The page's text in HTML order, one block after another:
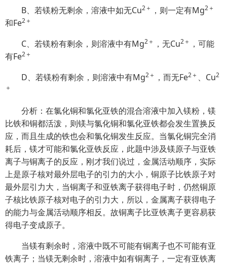
B、若镁粉无剩余，溶液中如无Cu2＋ ，则一定有Mg2＋
和Fe2＋
C、若镁粉有剩余，则溶液中有Mg2＋ ，无Cu2＋ ，可能
有Fe2＋
D、若镁粉有剩余，则溶液中有Mg2＋ ，而无Fe2＋ 、Cu2
＋
分析：在氯化铜和氯化亚铁的混合溶液中加入镁粉，镁
比铁和铜都活泼，则镁与氯化铜和氯化亚铁都会发生置换反
应，而且生成的铁也会和氯化铜发生反应。当氯化铜完全消
耗后，镁才可能和氯化亚铁反应，此题中涉及镁原子与亚铁
离子与铜离子的反应，刚才我们说过，金属活动顺序，实际
上是原子核对最外层电子的引力的大小，铜原子比铁原子对
最外层引力大，当铜离子和亚铁离子获得电子时，仍然铜原
子核比铁原子核对电子的引力大，所以，金属离子获得电子
的能力与金属活动顺序相反。故铜离子比亚铁离子更容易获
得电子变成原子。
当镁有剩余时，溶液中既不可能有铜离子也不可能有亚
铁离子；当镁无剩余时，溶液中如有铜离子，一定有亚铁离